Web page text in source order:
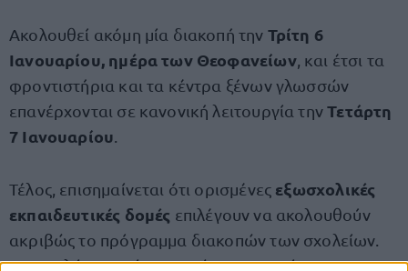
Ακολουθεί ακόμη μία διακοπή την Τρίτη 6
Ιανουαρίου, ημέρα των Θεοφανείων, και έτσι τα
φροντιστήρια και τα κέντρα ξένων γλωσσών
επανέρχονται σε κανονική λειτουργία τηνΤετάρτη
7 Ιανουαρίου
Τέλος, επισημαίνεται ότι ορισμένες εξωσχολικές
εκπαιδευτικές δομές επιλέγουν να ακολουθούν
ακριβώς το πρόγραμμα διακοπών των σχολείων.
Για τον λόγο αυτό, συνιστάται οι γονείς να